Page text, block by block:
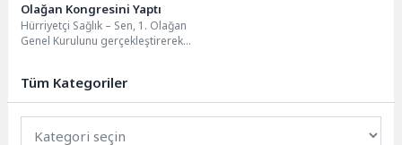
Olağan Kongresini Yaptı
Hürriyetçi Sağlık – Sen, 1. Olağan
Genel Kurulunu gerçekleştirerek
Tüm Kategoriler